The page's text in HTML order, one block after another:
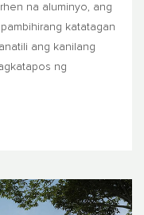
na aluminyo, ang
katatagan
ang kanilang
ng